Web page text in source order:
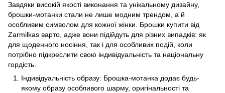
Завдяки високій якості виконання та унікальному дизайну,
брошки-мотанки стали не лише модним трендом, а й
особливим символом для кожної жінки. Брошки купити від
Zarmilkas варто, адже вони підійдуть для різних випадків: як
для щоденного носіння, так і для особливих подій, коли
потрібно підкреслити свою індивідуальність та національну
гордість.
Індивідуальність образу: Брошка-мотанка додає будь-
якому образу особливого шарму, оригінальності та